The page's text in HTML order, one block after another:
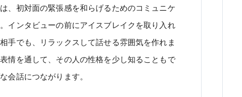
、初対面の緊張感を和らげるためのコミュニケ
インタビューの前にアイスブレイクを取り入れ
手でも、リラックスして話せる雰囲気を作れま
情を通して、その人の性格を少し知ることもで
会話につながります。